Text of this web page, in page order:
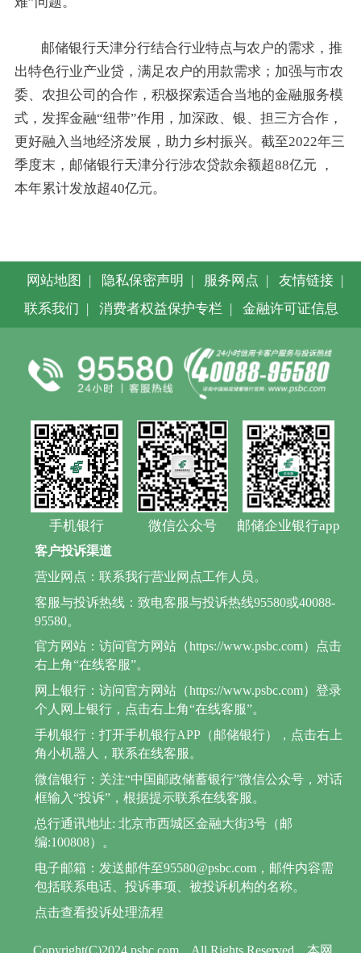
邮储银行天津分行结合行业特点与农户的需求，推
出特色行业产业贷，满足农户的用款需求；加强与市农
委、农担公司的合作，积极探索适合当地的金融服务模
式，发挥金融“纽带”作用，加深政、银、担三方合作，
更好融入当地经济发展，助力乡村振兴。截至2022年三
季度末，邮储银行天津分行涉农贷款余额超88亿元 ，
本年累计发放超40亿元。
网站地图 隐私保密声明 服务网点 友情链接
联系我们
消费者权益保护专栏 金融许可证信息
手机银行 微信公众号 邮储企业银行app
客户投诉渠道
营业网点：联系我行营业网点工作人员。
客服与投诉热线：致电客服与投诉热线95580或40088-
95580。
官方网站：访问官方网站（https://www.psbc.com）点击
右上角“在线客服”。
网上银行：访问官方网站（https://www.psbc.com）登录
个人网上银行，点击右上角“在线客服”。
手机银行：打开手机银行APP（邮储银行），点击右上
角小机器人，联系在线客服。
微信银行：关注“中国邮政储蓄银行”微信公众号，对话
框输入“投诉”，根据提示联系在线客服。
总行通讯地址: 北京市西城区金融大街3号（邮
编:100808）。
电子邮箱：发送邮件至95580@psbc.com，邮件内容需
包括联系电话、投诉事项、被投诉机构的名称。
点击查看投诉处理流程